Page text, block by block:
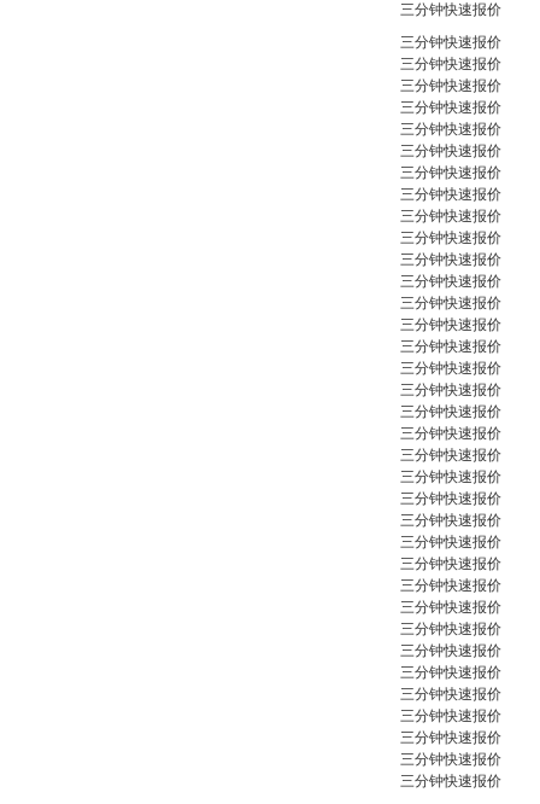
三分钟快速报价
三分钟快速报价
三分钟快速报价
三分钟快速报价
三分钟快速报价
三分钟快速报价
三分钟快速报价
三分钟快速报价
三分钟快速报价
三分钟快速报价
三分钟快速报价
三分钟快速报价
三分钟快速报价
三分钟快速报价
三分钟快速报价
三分钟快速报价
三分钟快速报价
三分钟快速报价
三分钟快速报价
三分钟快速报价
三分钟快速报价
三分钟快速报价
三分钟快速报价
三分钟快速报价
三分钟快速报价
三分钟快速报价
三分钟快速报价
三分钟快速报价
三分钟快速报价
三分钟快速报价
三分钟快速报价
三分钟快速报价
三分钟快速报价
三分钟快速报价
三分钟快速报价
三分钟快速报价